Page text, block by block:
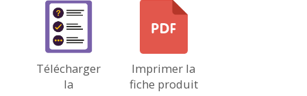
Télécharger
la
Imprimer la
fiche produit